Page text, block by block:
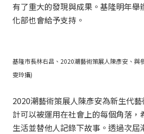
有了重大的發現與成果。基隆明年舉
化部也會給予支持。
基隆市長林右昌、2020潮藝術策展人陳彥安、與
雯玲攝)
2020潮藝術策展人陳彥安為新生代
計可以被運用在社會上的每個角落，
生活並替他人記錄下故事。透過次屆